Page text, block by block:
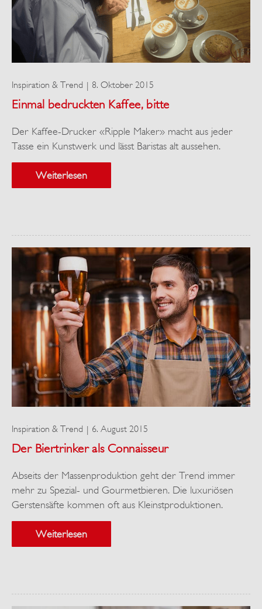
Einmal bedruckten Kaffee, bitte
Inspiration & Trend 8. Oktober 2015
Der Kaffee-Drucker «Ripple Maker» macht aus jeder
Tasse ein Kunstwerk und lässt Baristas alt aussehen.
Weiterlesen
Der Biertrinker als Connaisseur
Inspiration & Trend 6. August 2015
Abseits der Massenproduktion geht der Trend immer
mehr zu Spezial- und Gourmetbieren. Die luxuriösen
Gerstensäfte kommen oft aus Kleinstproduktionen.
Weiterlesen